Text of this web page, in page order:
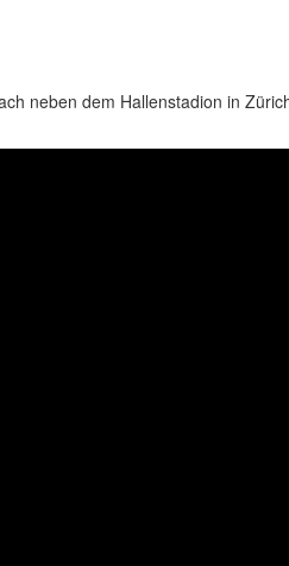
neben dem Hallenstadion in